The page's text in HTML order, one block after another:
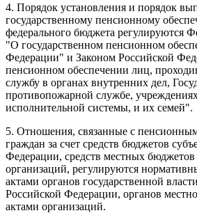
4. Порядок установления и порядок
государственному пенсионному
федерального бюджета регулируются
"О государственном пенсионном
Федерации" и Законом Российской
пенсионном обеспечении лиц,
службу в органах внутренних дел,
противопожарной службе,
исполнительной системы, и их семей".
5. Отношения, связанные с
граждан за счет средств бюджетов
Федерации, средств местных бюджетов
организаций, регулируются
актами органов государственной
Российской Федерации, органов
актами организаций.